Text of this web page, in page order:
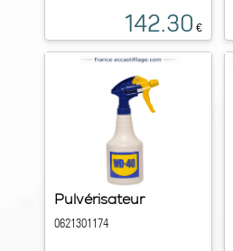
142.30 €
Pulvérisateur
0621301174